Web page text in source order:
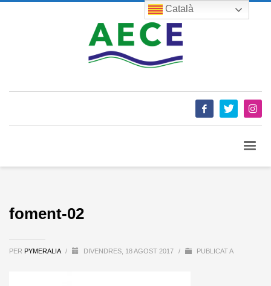
foment-02
PER PYMERALIA / DIVENDRES, 18 AGOST 2017 / PUBLICAT A
Català